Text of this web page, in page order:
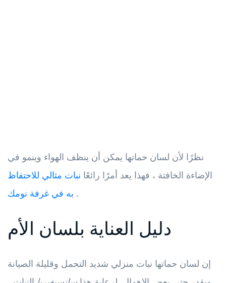
نظرًا لأن لسان حماتها يمكن أن ينظف الهواء وينمو في
الإضاءة الخافتة ، فهذا يعد أمرًا رائعًا نبات مثالي للاحتفاظ
به في غرفة نومك .
دليل العناية بلسان الأم
إن لسان حماتها نبات منزلي شديد التحمل وقليلة الصيانة